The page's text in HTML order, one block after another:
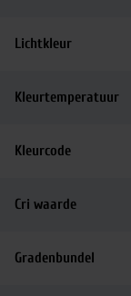
Lichtkleur
Kleurtemperatuur
Kleurcode
Cri waarde
Gradenbundel